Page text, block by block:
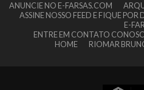
ANUNCIE NO E-FARSAS.COM
ASSINE NOSSO FEED E FIQUE
E-
ENTRE EM CONTATO
HOME
RIOMAR